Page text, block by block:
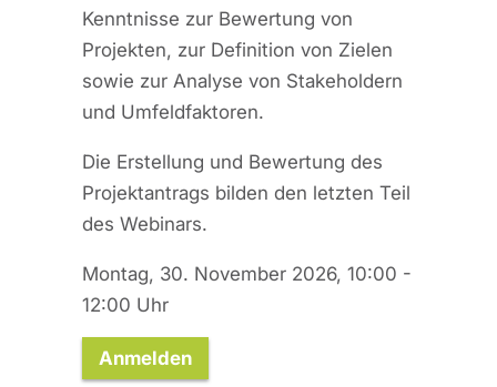
Kenntnisse zur Bewertung von
Projekten, zur Definition von Zielen
sowie zur Analyse von Stakeholdern
und Umfeldfaktoren.
Die Erstellung und Bewertung des
Projektantrags bilden den letzten Teil
des Webinars.
Montag, 30. November 2026, 10:00 -
12:00 Uhr
Anmelden